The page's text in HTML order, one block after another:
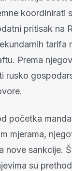
koordinirati
pritisak na
tarifa
Prema
rusko
početka
mjerama,
nove sankcije.
su